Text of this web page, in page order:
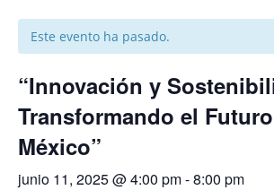
Este evento ha pasado.
“Innovación y
Transformando el
México”
junio 11, 2025 @ 4:00 pm-8:00 pm